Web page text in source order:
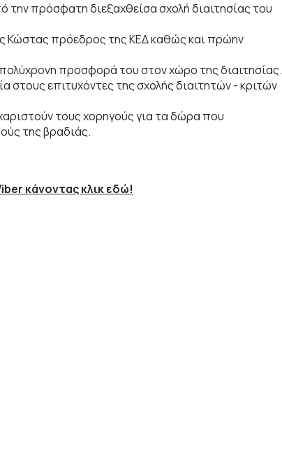
την πρόσφατη διεξαχθείσα σχολή διαιτησίας του
Κώστας πρόεδρος της ΚΕΔ καθώς και πρώην
προσφορά του στον χώρο της διαιτησίας.
στους επιτυχόντες της σχολής διαιτητών - κριτών
τους χορηγούς για τα δώρα που
της βραδιάς.
κάνοντας κλικ εδώ!